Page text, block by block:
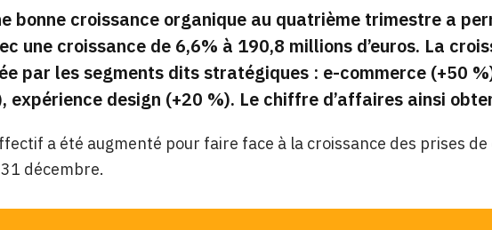
bonne croissance organique au quatrième trimestre a
une croissance de 6,6% à 190,8 millions d’euros. La
par les segments dits stratégiques : e-commerce (+50
expérience design (+20 %). Le chiffre d’affaires ainsi
a été augmenté pour faire face à la croissance des prises
décembre.